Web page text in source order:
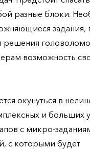
разные блоки.
задания,
решения
возможность
окунуться в
и больших
с микро-
с которыми будет